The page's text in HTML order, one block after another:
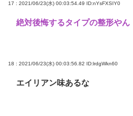
17 : 2021/06/23(水) 00:03:54.49 ID:nYsFXSIY0
絶対後悔するタイプの整形やん
18 : 2021/06/23(水) 00:03:56.82 ID:lrdgWkn60
エイリアン味あるな